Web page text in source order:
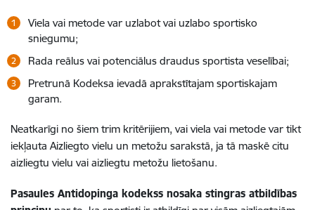
Viela vai metode var uzlabot vai uzlabo sportisko
sniegumu;
Rada reālus vai potenciālus draudus sportista veselībai;
Pretrunā Kodeksa ievadā aprakstītajam sportiskajam
garam.
Neatkarīgi no šiem trim kritērijiem, vai viela vai metode var tikt
iekļauta Aizliegto vielu un metožu sarakstā, ja tā maskē citu
aizliegtu vielu vai aizliegtu metožu lietošanu.
Pasaules Antidopinga kodekss nosaka stingras atbildības